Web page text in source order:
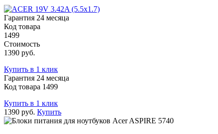
Гарантия 24 месяца
Код товара
1499
Стоимость
1390 руб.
Купить в 1 клик
Гарантия 24 месяца
Код товара 1499
Купить в 1 клик
1390 руб. Купить